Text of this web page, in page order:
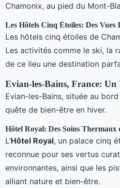
Chamonix, au pied du Mont-
Les Hôtels Cinq Étoiles: Des Vues
Les hôtels cinq étoiles de
Les activités comme le ski, la
de ce lieu une destination
Evian-les-Bains, France:
Evian-les-Bains, située au
quête de bien-être en hiver.
Hôtel Royal: Des Soins Thermaux
L’Hôtel Royal, un palace cinq
reconnue pour ses vertus
environnantes, ainsi que les
alliant nature et bien-être.